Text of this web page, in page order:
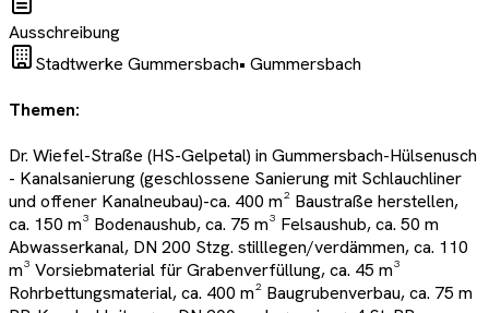
Ausschreibung
Stadtwerke Gummersbach• Gummersbach
Themen:
Dr. Wiefel-Straße (HS-Gelpetal) in Gummersbach-Hülsenusch
- Kanalsanierung (geschlossene Sanierung mit Schlauchliner
und offener Kanalneubau)-ca. 400 m² Baustraße herstellen,
ca. 150 m³ Bodenaushub, ca. 75 m³ Felsaushub, ca. 50 m
Abwasserkanal, DN 200 Stzg. stilllegen/verdämmen, ca. 110
m³ Vorsiebmaterial für Grabenverfüllung, ca. 45 m³
Rohrbettungsmaterial, ca. 400 m² Baugrubenverbau, ca. 75 m